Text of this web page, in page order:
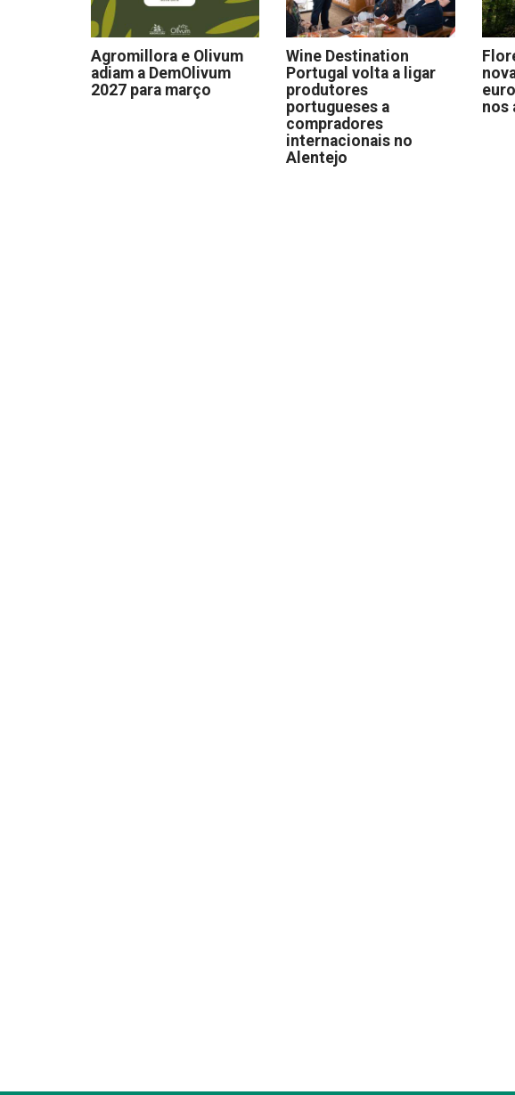
Agromillora e Olivum
adiam a DemOlivum
2027 para março
Wine Destination
Portugal volta a ligar
produtores
portugueses a
compradores
internacionais no
Alentejo
nos